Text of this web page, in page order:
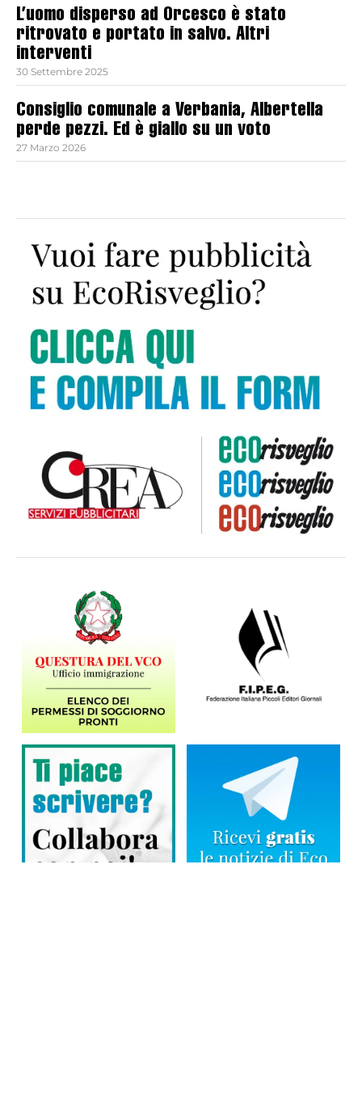
L’uomo disperso ad Orcesco è stato
ritrovato e portato in salvo. Altri
interventi
30 Settembre 2025
Consiglio comunale a Verbania, Albertella
perde pezzi. Ed è giallo su un voto
27 Marzo 2026